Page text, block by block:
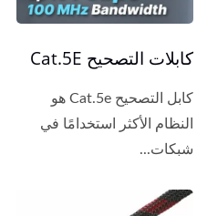
كابلات التصحيح Cat.5E
كابل التصحيح Cat.5e هو
النظام الأكثر استخدامًا في
شبكات...